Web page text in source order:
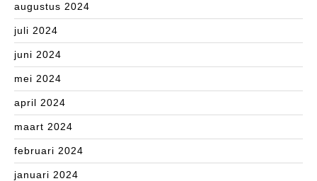
augustus 2024
juli 2024
juni 2024
mei 2024
april 2024
maart 2024
februari 2024
januari 2024